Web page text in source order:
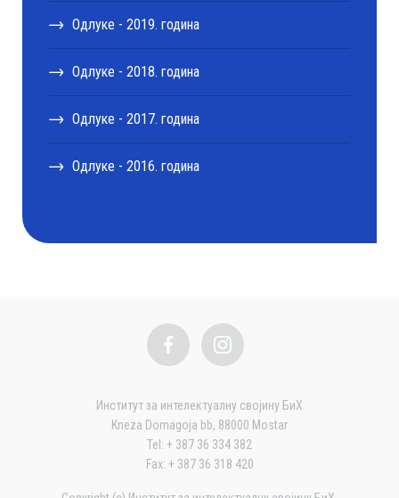
Одлуке - 2019. година
Одлуке - 2018. година
Одлуке - 2017. година
Одлуке - 2016. година
Институт за интелектуалну својину БиХ
Kneza Domagoja bb, 88000 Mostar
Tel: + 387 36 334 382
Fax: + 387 36 318 420